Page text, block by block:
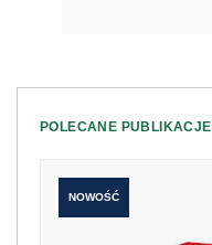
POLECANE PUBLIKACJE
NOWOŚĆ